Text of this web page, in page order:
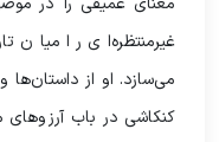
غیرمنتظره‌ای را میان
می‌سازد. او از داستان‌ها و
کنکاشی در باب آرزوهای